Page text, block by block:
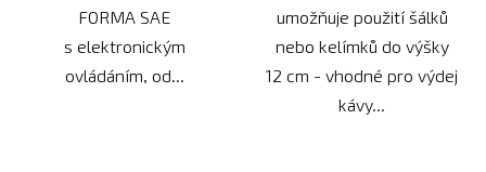
FORMA SAE
s elektronickým
ovládáním, od...
umožňuje použití šálků
nebo kelímků do výšky
12 cm - vhodné pro výdej
kávy...